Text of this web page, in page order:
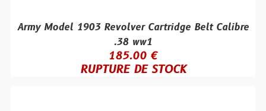
Army Model 1903 Revolver Cartridge Belt Calibre
.38 ww1
185.00 €
RUPTURE DE STOCK